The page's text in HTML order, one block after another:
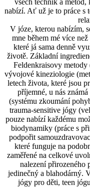
všech technik a metod,
nabízí. Ať už je to práce s
V józe, kterou nabízím,
mne během mé více
které já sama denně
životě. Základní
Feldenkraisovy metody
vývojové kineziologie
letech života, které jsou
příjemné, u nás
(systému zkoumání
trauma-sensitive jógy
pouze nabízí každému
biodynamiky (práce s
podpořit
které funguje na
zaměřené na celkové
nalezení přirozeného
jedinečný a blahodárný.
jógy pro děti, teen